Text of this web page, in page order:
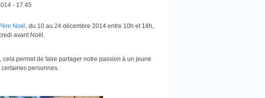
- 17:45
Noël , du 10 au 24 décembre 2014 entre 10h et 18h,
avant Noël.
permet de faire partager notre passion à un jeune
personnes.